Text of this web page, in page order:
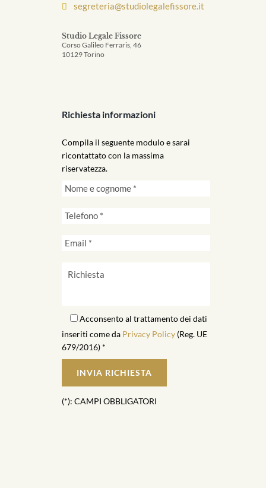
segreteria@studiolegalefissore.it
Studio Legale Fissore
Corso Galileo Ferraris, 46
10129 Torino
Richiesta informazioni
Compila il seguente modulo e sarai
ricontattato con la massima
riservatezza.
Acconsento al trattamento dei dati
inseriti come da Privacy Policy (Reg. UE
679/2016) *
(*): CAMPI OBBLIGATORI